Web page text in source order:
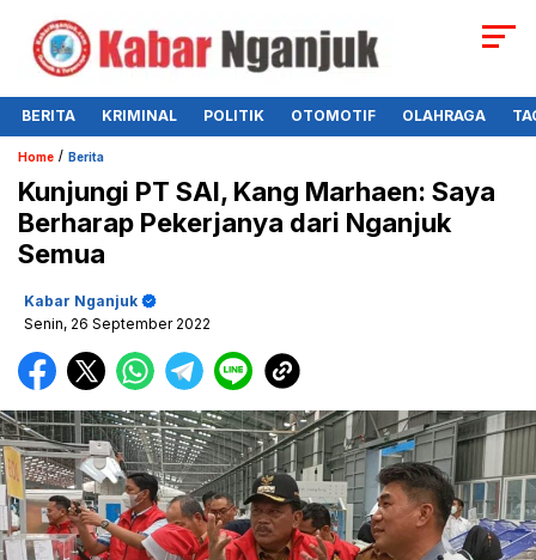
BERITA KRIMINAL POLITIK OTOMOTIF OLAHRAGA
Home / Berita
Kunjungi PT SAI, Kang Marhaen: Saya
Berharap Pekerjanya dari Nganjuk
Semua
Kabar Nganjuk
Senin, 26 September 2022